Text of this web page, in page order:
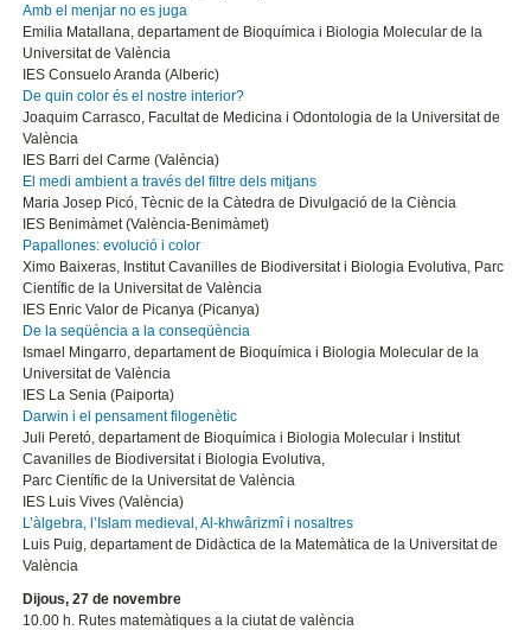
Amb el menjar no es juga
Emilia Matallana, departament de Bioquímica i Biologia Molecular de la
Universitat de València
IES Consuelo Aranda (Alberic)
De quin color és el nostre interior?
Joaquim Carrasco, Facultat de Medicina i Odontologia de la Universitat de
València
IES Barri del Carme (València)
El medi ambient a través del filtre dels mitjans
Maria Josep Picó, Tècnic de la Càtedra de Divulgació de la Ciència
IES Benimàmet (València-Benimàmet)
Papallones: evolució i color
Ximo Baixeras, Institut Cavanilles de Biodiversitat i Biologia Evolutiva, Parc
Científic de la Universitat de València
IES Enric Valor de Picanya (Picanya)
De la seqüència a la conseqüència
Ismael Mingarro, departament de Bioquímica i Biologia Molecular de la
Universitat de València
IES La Senia (Paiporta)
Darwin i el pensament filogenètic
Juli Peretó, departament de Bioquímica i Biologia Molecular i Institut
Cavanilles de Biodiversitat i Biologia Evolutiva,
Parc Científic de la Universitat de València
IES Luis Vives (València)
L’àlgebra, l’Islam medieval, Al-khwârizmî i nosaltres
Luis Puig, departament de Didàctica de la Matemàtica de la Universitat de
València
Dijous, 27 de novembre
10.00 h. Rutes matemàtiques a la ciutat de valència